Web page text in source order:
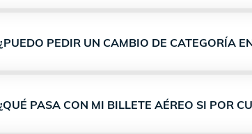
PEDIR UN CAMBIO DE CATEGORÍA
PASA CON MI BILLETE AÉREO SI POR